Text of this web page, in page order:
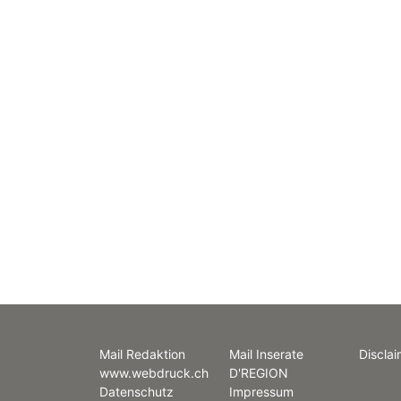
Mail Redaktion
www.webdruck.ch
Datenschutz
Mail Inserate
D'REGION
Impressum